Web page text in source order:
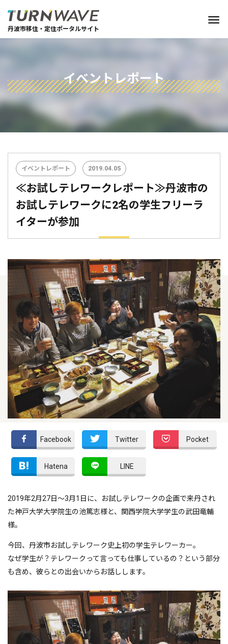
丹波市移住・定住ポータルサイト
イベントレポート
イベントレポート 2019.04.05
≪お試しテレワークレポート≫丹波市の
お試しテレワークに2名の学生フリーラ
イターが参加
Facebook Twitter Pocket
Hatena LINE
2019年2月27日～3月1日に、お試しテレワークの企画で来丹され
た神戸大学大学院生の池篤志様と、関西学院大学学生の武田竜輔
様。
今回、丹波市お試しテレワーク史上初の学生テレワーカー。
なぜ学生が？テレワークって言っても仕事しているの？という部分
も含め、彼らとの出会いからお話しします。